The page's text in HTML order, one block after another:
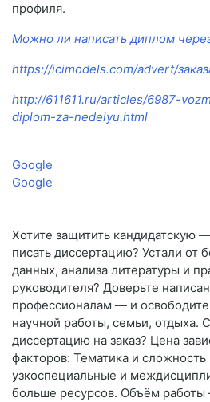
профиля.
Можно ли написать диплом
https://icimodels.com/advert/
http://611611.ru/articles/6987-
diplom-za-nedelyu.html
Google
Google
Хотите защитить кандидатскую
писать диссертацию? Устали от
данных, анализа литературы и
руководителя? Доверьте
профессионалам — и освободите
научной работы, семьи, отдыха.
диссертацию на заказ? Цена
факторов: Тематика и
узкоспециальные и
больше ресурсов. Объём